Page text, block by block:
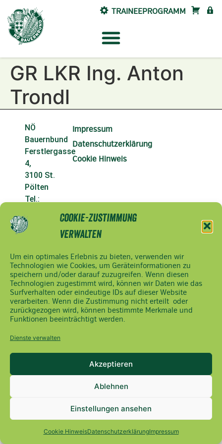
Cookie-Zustimmung
verwalten
Um ein optimales Erlebnis zu bieten, verwenden wir
Technologien wie Cookies, um Geräteinformationen zu
speichern und/oder darauf zuzugreifen. Wenn diesen
Technologien zugestimmt wird, können wir Daten wie das
Surfverhalten oder eindeutige IDs auf dieser Website
verarbeiten. Wenn die Zustimmung nicht erteilt oder
zurückgezogen wird, können bestimmte Merkmale und
Funktionen beeinträchtigt werden.
Dienste verwalten
Akzeptieren
Ablehnen
Einstellungen ansehen
Cookie HinweisDatenschutzerklärungImpressum
TRAINEEPROGRAMM SHOP
GR LKR Ing. Anton
Trondl
NÖ
Bauernbund
Ferstlergasse
4,
3100 St.
Pölten
Tel.:
02742/9020-
2000
2400
office(at)noebauernbund.at
Impressum
Datenschutzerklärung
Cookie Hinweis